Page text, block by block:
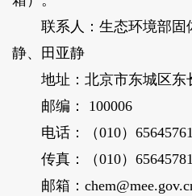
联系人：生态环境部固
静、田亚静
地址：北京市东城区东
邮编： 100006
电话：（010）65645761
传真：（010）65645781
邮箱：